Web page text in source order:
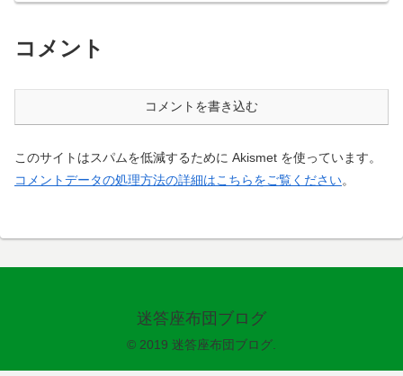
コメント
コメントを書き込む
このサイトはスパムを低減するために Akismet を使っています。
コメントデータの処理方法の詳細はこちらをご覧ください。
迷答座布団ブログ
© 2019 迷答座布団ブログ.